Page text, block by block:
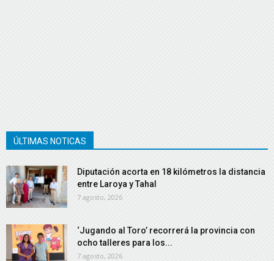
ÚLTIMAS NOTICAS
Diputación acorta en 18 kilómetros la distancia
entre Laroya y Tahal
7 agosto, 2026
‘Jugando al Toro’ recorrerá la provincia con
ocho talleres para los...
7 agosto, 2026